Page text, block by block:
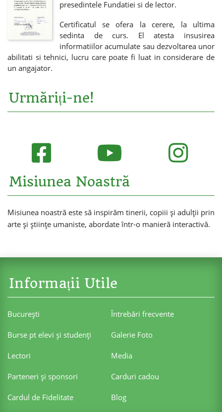
presedintele Fundatiei si de lector.
Certificatul se ofera la cerere, la ultima
sedinta de curs. El atesta insusirea
informatiilor acumulate sau dezvoltarea unor
abilitati si tehnici, lucru care poate fi luat in considerare de
un angajator.
Urmăriți-ne!
Misiunea Noastră
Misiunea noastră este să inspirăm tinerii, copiii și adulții prin
arte și științe umaniste, abordate într-o manieră interactivă.
Informații Utile
Bucureşti Întrebări frecvente
Burse pt elevi şi studenţi Galerie Foto
Lectori Media
Parteneri şi sponsori Carduri cadou
Cardul de Fidelitate Blog